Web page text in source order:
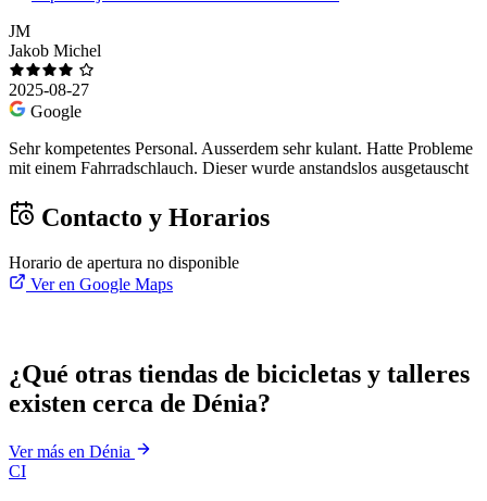
JM
Jakob Michel
2025-08-27
Google
Sehr kompetentes Personal. Ausserdem sehr kulant. Hatte Probleme
mit einem Fahrradschlauch. Dieser wurde anstandslos ausgetauscht
Contacto y Horarios
Horario de apertura no disponible
Ver en Google Maps
¿Qué otras tiendas de bicicletas y talleres
existen cerca de Dénia?
Ver más en Dénia
CI